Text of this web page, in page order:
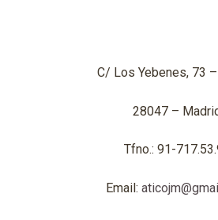
C/ Los Yebenes, 73
28047 –
Tfno.: 91-
Email: